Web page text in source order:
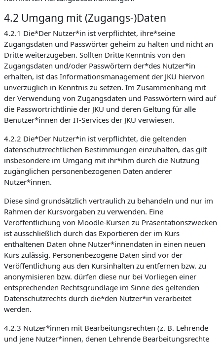
4.2 Umgang mit (Zugangs-)Daten
4.2.1 Die*Der Nutzer*in ist verpflichtet, ihre*seine
Zugangsdaten und Passwörter geheim zu halten und nicht an
Dritte weiterzugeben. Sollten Dritte Kenntnis von den
Zugangsdaten und/oder Passwörtern der*des Nutzer*in
erhalten, ist das Informationsmanagement der JKU hiervon
unverzüglich in Kenntnis zu setzen. Im Zusammenhang mit
der Verwendung von Zugangsdaten und Passwörtern wird auf
die Passwortrichtlinie der JKU und deren Geltung für alle
Benutzer*innen der IT-Services der JKU verwiesen.
4.2.2 Die*Der Nutzer*in ist verpflichtet, die geltenden
datenschutzrechtlichen Bestimmungen einzuhalten, das gilt
insbesondere im Umgang mit ihr*ihm durch die Nutzung
zugänglichen personenbezogenen Daten anderer
Nutzer*innen.
Diese sind grundsätzlich vertraulich zu behandeln und nur im
Rahmen der Kursvorgaben zu verwenden. Eine
Veröffentlichung von Moodle-Kursen zu Präsentationszwecken
ist ausschließlich durch das Exportieren der im Kurs
enthaltenen Daten ohne Nutzer*innendaten in einen neuen
Kurs zulässig. Personenbezogene Daten sind vor der
Veröffentlichung aus den Kursinhalten zu entfernen bzw. zu
anonymisieren bzw. dürfen diese nur bei Vorliegen einer
entsprechenden Rechtsgrundlage im Sinne des geltenden
Datenschutzrechts durch die*den Nutzer*in verarbeitet
werden.
4.2.3 Nutzer*innen mit Bearbeitungsrechten (z. B. Lehrende
und jene Nutzer*innen, denen Lehrende Bearbeitungsrechte